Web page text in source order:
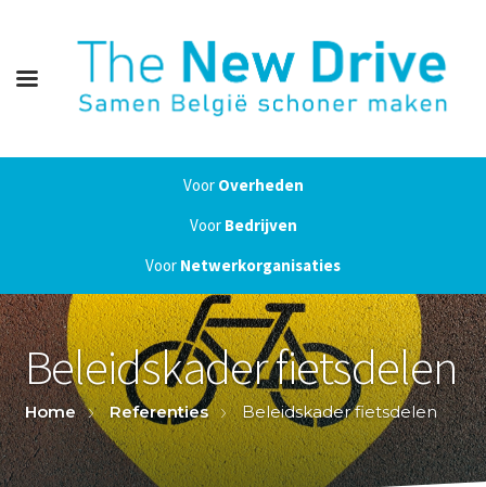
Voor Overheden
Voor Bedrijven
Voor Netwerkorganisaties
Beleidskader fietsdelen
Home Referenties Beleidskader fietsdelen